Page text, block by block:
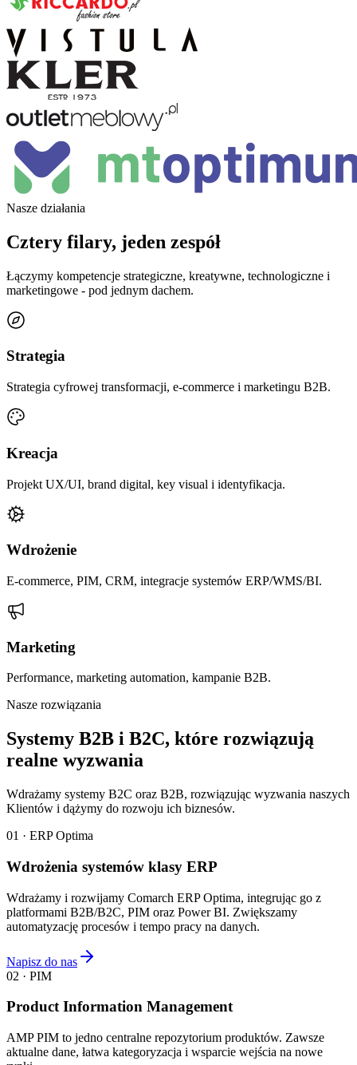
Nasze działania
Cztery filary, jeden zespół
Łączymy kompetencje strategiczne, kreatywne, technologiczne i
marketingowe - pod jednym dachem.
Strategia
Strategia cyfrowej transformacji, e-commerce i marketingu B2B.
Kreacja
Projekt UX/UI, brand digital, key visual i identyfikacja.
Wdrożenie
E-commerce, PIM, CRM, integracje systemów ERP/WMS/BI.
Marketing
Performance, marketing automation, kampanie B2B.
Nasze rozwiązania
Systemy B2B i B2C, które rozwiązują
realne wyzwania
Wdrażamy systemy B2C oraz B2B, rozwiązując wyzwania naszych
Klientów i dążymy do rozwoju ich biznesów.
01 · ERP Optima
Wdrożenia systemów klasy ERP
Wdrażamy i rozwijamy Comarch ERP Optima, integrując go z
platformami B2B/B2C, PIM oraz Power BI. Zwiększamy
automatyzację procesów i tempo pracy na danych.
Napisz do nas
02 · PIM
Product Information Management
AMP PIM to jedno centralne repozytorium produktów. Zawsze
aktualne dane, łatwa kategoryzacja i wsparcie wejścia na nowe